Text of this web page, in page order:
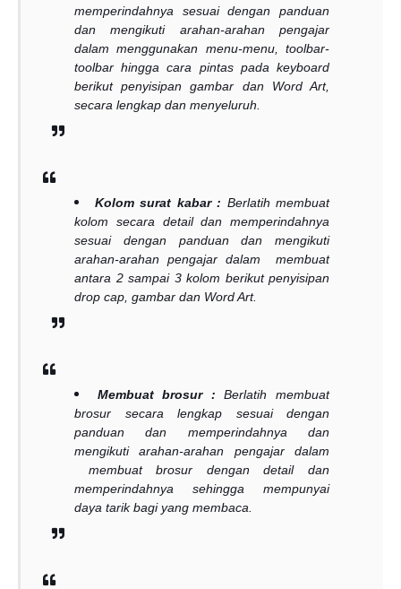
memperindahnya sesuai dengan panduan
dan mengikuti arahan-arahan pengajar
dalam menggunakan menu-menu, toolbar-
toolbar hingga cara pintas pada keyboard
berikut penyisipan gambar dan Word Art,
secara lengkap dan menyeluruh.
Kolom surat kabar : Berlatih membuat
kolom secara detail dan memperindahnya
sesuai dengan panduan dan mengikuti
arahan-arahan pengajar dalam membuat
antara 2 sampai 3 kolom berikut penyisipan
drop cap, gambar dan Word Art.
Membuat brosur :Berlatih membuat
brosur secara lengkap sesuai dengan
panduan dan memperindahnya dan
mengikuti arahan-arahan pengajar dalam
membuat brosur dengan detail dan
memperindahnya sehingga mempunyai
daya tarik bagi yang membaca.